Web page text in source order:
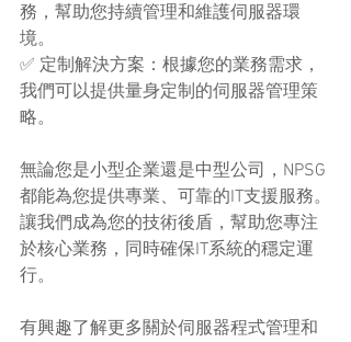
務，幫助您持續管理和維護伺服器環
境。
✅ 定制解決方案：根據您的業務需求，
我們可以提供量身定制的伺服器管理策
略。
無論您是小型企業還是中型公司，NPSG
都能為您提供專業、可靠的IT支援服務。
讓我們成為您的技術後盾，幫助您專注
於核心業務，同時確保IT系統的穩定運
行。
有興趣了解更多關於伺服器程式管理和